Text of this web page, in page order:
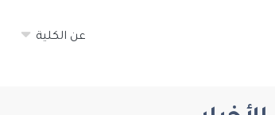
عن الكلية